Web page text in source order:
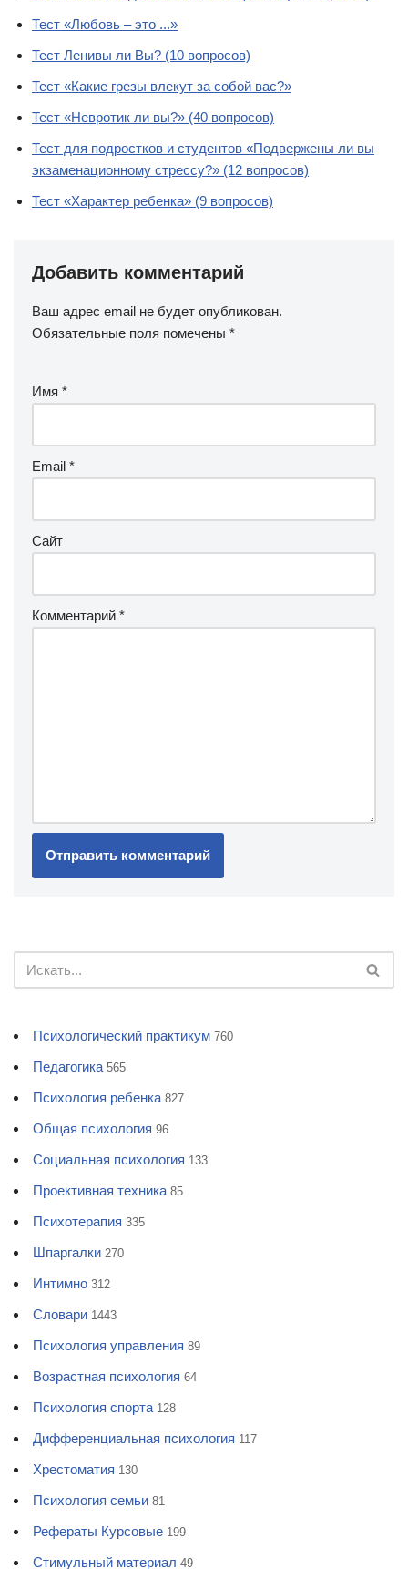
Тест «Любовь – это ...»
Тест Ленивы ли Вы? (10 вопросов)
Тест «Какие грезы влекут за собой вас?»
Тест «Невротик ли вы?» (40 вопросов)
Тест для подростков и студентов «Подвержены ли вы
экзаменационному стрессу?» (12 вопросов)
Тест «Характер ребенка» (9 вопросов)
Добавить комментарий
Ваш адрес email не будет опубликован.
Обязательные поля помечены *
Имя *
Email *
Сайт
Комментарий *
Психологический практикум 760
Педагогика 565
Психология ребенка 827
Общая психология 96
Социальная психология 133
Проективная техника 85
Психотерапия 335
Шпаргалки 270
Интимно 312
Словари 1443
Психология управления 89
Возрастная психология 64
Психология спорта 128
Дифференциальная психология 117
Хрестоматия 130
Психология семьи 81
Рефераты Курсовые 199
Стимульный материал 49